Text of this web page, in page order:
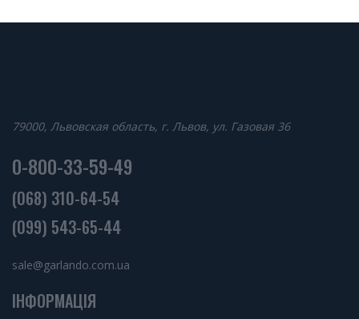
79000, Львовская область, г. Львов, ул. Газовая 36
0-800-33-59-49
(068) 310-64-54
(099) 543-65-44
sale@garlando.com.ua
ІНФОРМАЦІЯ